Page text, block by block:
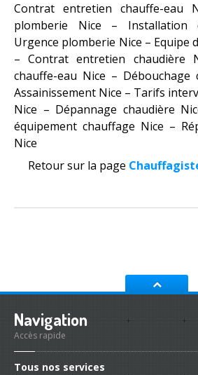
Contrat entretien chauffe-eau
plomberie Nice – Installation
Urgence plomberie Nice – Equipe
– Contrat entretien chaudière
chauffe-eau Nice – Débouchage
Assainissement Nice – Tarifs
Nice – Dépannage chaudière
équipement chauffage Nice –
Nice
Retour sur la page
Navigation
Accès rapide
Tous nos services